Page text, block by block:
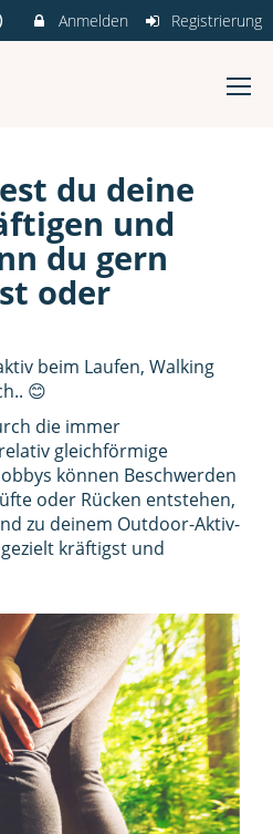
Anmelden Registrierung
du deine
und
du gern
oder
beim Laufen, Walking
😊
die immer
gleichförmige
können Beschwerden
oder Rücken entstehen,
zu deinem Outdoor-Aktiv-
kräftigst und